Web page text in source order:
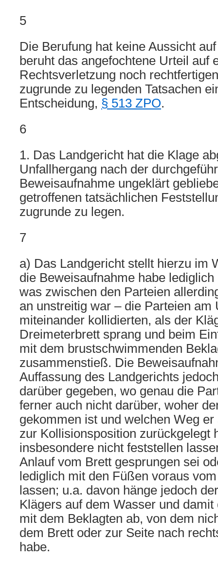
5
Die Berufung hat keine Aussicht
beruht das angefochtene Urteil auf
Rechtsverletzung noch
zugrunde zu legenden Tatsachen
Entscheidung, § 513 ZPO.
6
1. Das Landgericht hat die Klage
Unfallhergang nach der
Beweisaufnahme ungeklärt
getroffenen tatsächlichen
zugrunde zu legen.
7
a) Das Landgericht stellt hierzu im
die Beweisaufnahme habe
was zwischen den Parteien
an unstreitig war – die Parteien am
miteinander kollidierten, als der
Dreimeterbrett sprang und beim
mit dem brustschwimmenden
zusammenstieß. Die
Auffassung des Landgerichts
darüber gegeben, wo genau die
ferner auch nicht darüber, woher
gekommen ist und welchen Weg
zur Kollisionsposition zurückgelegt
insbesondere nicht feststellen
Anlauf vom Brett gesprungen sei
lediglich mit den Füßen voraus
lassen; u.a. davon hänge jedoch
Klägers auf dem Wasser und
mit dem Beklagten ab, von dem
dem Brett oder zur Seite nach
habe.